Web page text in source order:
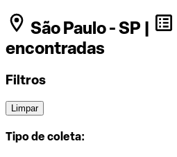
São Paulo - SP |
encontradas
Filtros
Limpar
Tipo de coleta: